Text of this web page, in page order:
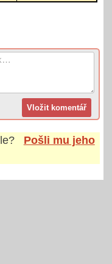
?
Pošli mu jeho